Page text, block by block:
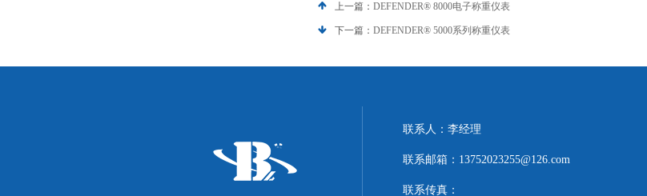
上一篇： DEFENDER® 8000电子称重仪表
下一篇： DEFENDER® 5000系列称重仪表
联系人：李经理
联系邮箱：13752023255@126.com
联系传真：